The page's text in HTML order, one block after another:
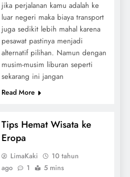
jika perjalanan kamu adalah ke
luar negeri maka biaya transport
juga sedikit lebih mahal karena
pesawat pastinya menjadi
alternatif pilihan. Namun dengan
musim-musim liburan seperti
sekarang ini jangan
Read More
Tips Hemat Wisata ke
Eropa
LimaKaki
10 tahun
ago
1 5 mins